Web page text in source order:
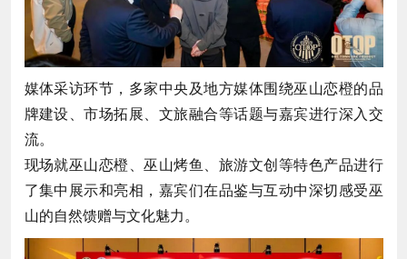
媒体采访环节，多家中央及地方媒体围绕巫山恋橙的品
牌建设、市场拓展、文旅融合等话题与嘉宾进行深入交
流。
现场就巫山恋橙、巫山烤鱼、旅游文创等特色产品进行
了集中展示和亮相，嘉宾们在品鉴与互动中深切感受巫
山的自然馈赠与文化魅力。